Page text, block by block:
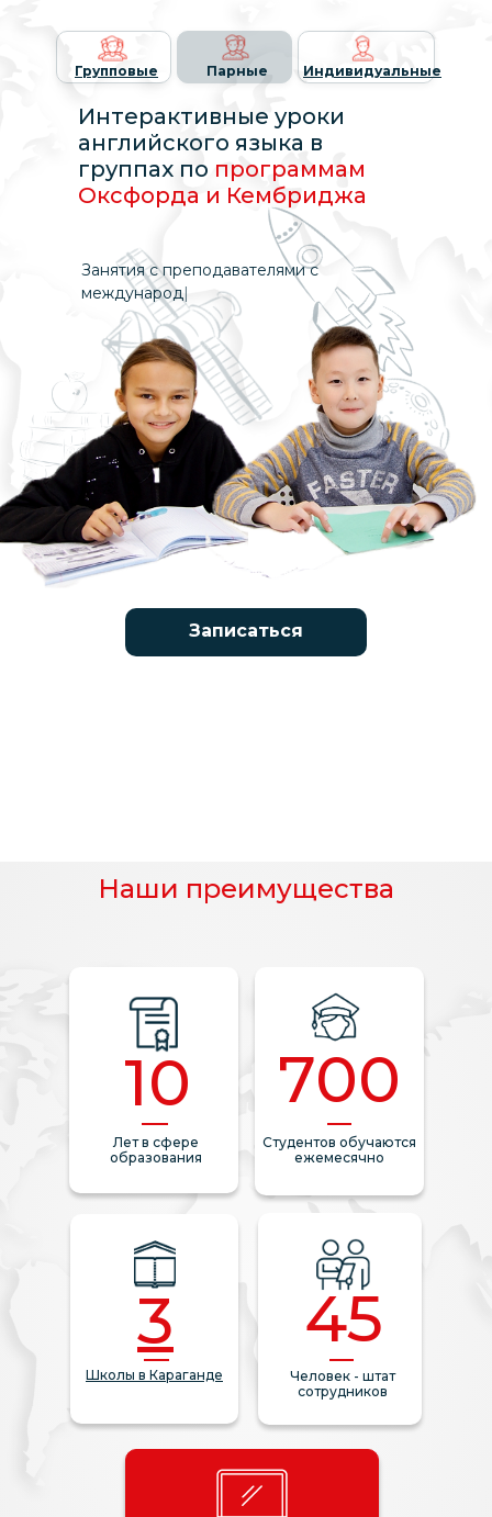
Интерактивные уроки
английского языка в
группах по программам
Оксфорда и Кембриджа
Записаться
Записаться
LET'S GO!
Индивидуальные
Занятия с препода|
Парные
Групповые
Наши преимущества
700
Студентов обучаются
ежемесячно
10
Лет в сфере
образования
3
Школы в Караганде
Человек - штат
сотрудников
45